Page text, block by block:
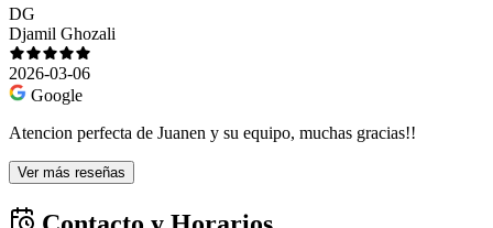
DG
Djamil Ghozali
2026-03-06
Google
Atencion perfecta de Juanen y su equipo, muchas gracias!!
Ver más reseñas